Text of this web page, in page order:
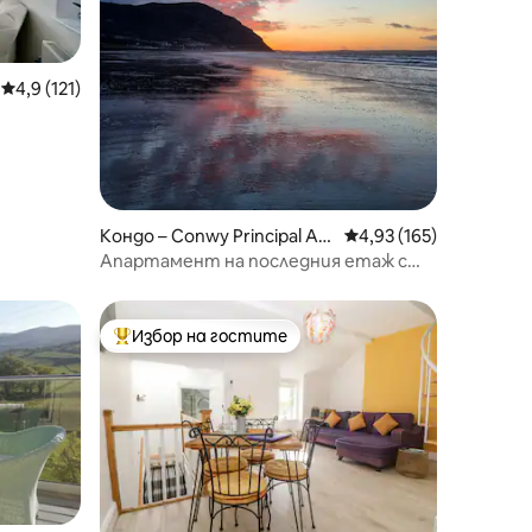
Средна оценка: 4,9 от 5, 121 отзива
4,9 (121)
Кондо – Conwy Principal Ar
ea
Средна оценка: 4,93
4,93 (165)
Апартамент на последния етаж с
крайбрежието и морето
Най-популярен избор на гостите
Избор на гостите